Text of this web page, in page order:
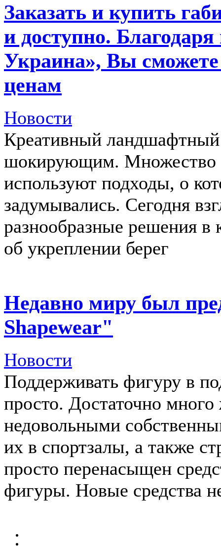
Заказать и купить
и доступно.
Украина», Вы сможете
ценам
Новости
Креативный ландшафтный
шокирующим. Множество
используют подходы, о
задумывались. Сегодня
разнообразные решения
об укреплении берег
Недавно миру был
Shapewear"
Новости
Поддерживать фигуру в
просто. Достаточно
недовольными
их в спортзалы, а также
просто перенасыщен
фигуры. Новые средства